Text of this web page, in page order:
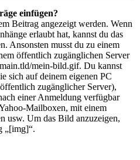
einfügen?
Beitrag angezeigt werden. Wenn
erlaubt hat, kannst du das
Ansonsten musst du zu einem
öffentlich zugänglichen Server
mein-bild.gif. Du kannst
sich auf deinem eigenen PC
zugänglicher Server),
einer Anmeldung verfügbar
Mailboxen, mit einem
usw. Um das Bild anzuzeigen,
„[img]“.